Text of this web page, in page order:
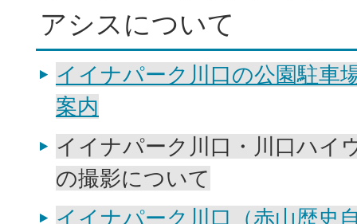
アシスについて
イイナパーク川口の公園駐車
案内
イイナパーク川口・川口ハイ
の撮影について
イイナパーク川口（赤山歴史